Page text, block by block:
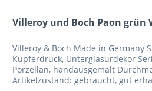
Villeroy und Boch Paon grün
Villeroy & Boch Made in Germany
Kupferdruck, Unterglasurdekor
Porzellan, handausgemalt
Artikelzustand: gebraucht, gut